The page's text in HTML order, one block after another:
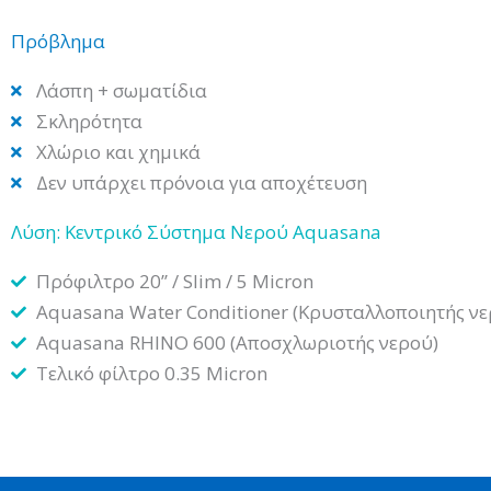
Πρόβλημα
Λάσπη + σωματίδια
Σκληρότητα
Χλώριο και χημικά
Δεν υπάρχει πρόνοια για αποχέτευση
Λύση: Κεντρικό Σύστημα Νερού Aquasana
Πρόφιλτρο 20’’ / Slim / 5 Micron
Aquasana Water Conditioner (Κρυσταλλοποιητής
Aquasana RHINO 600 (Αποσχλωριοτής νερού)
Τελικό φίλτρο 0.35 Micron